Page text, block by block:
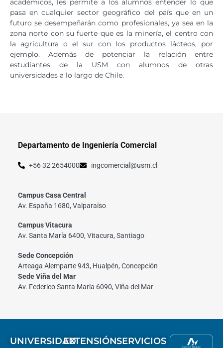
pasa en cualquier sector geográfico del país que en un
futuro se desempeñarán como profesionales, ya sea en la
zona norte con su fuerte que es la minería, el centro con
la agricultura o el sur con los productos lácteos, por
ejemplo. Además de potenciar la relación entre
estudiantes de la USM con alumnos de otras
universidades a lo largo de Chile.
Departamento de Ingeniería Comercial
+56 32 2654000 ingcomercial@usm.cl
Campus Casa Central
Av. España 1680, Valparaíso
Campus Vitacura
Av. Santa María 6400, Vitacura, Santiago
Sede Concepción
Arteaga Alemparte 943, Hualpén, Concepción
Sede Viña del Mar
Av. Federico Santa María 6090, Viña del Mar
UNIVERSIDADEXTENSIÓNSERVICIOS